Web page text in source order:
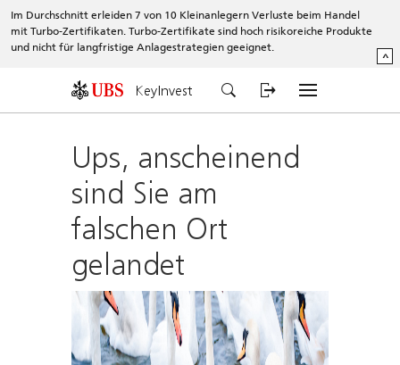
Im Durchschnitt erleiden 7 von 10 Kleinanlegern Verluste beim Handel
mit Turbo-Zertifikaten. Turbo-Zertifikate sind hoch risikoreiche Produkte
und nicht für langfristige Anlagestrategien geeignet.
^
KeyInvest
Ups, anscheinend
sind Sie am
falschen Ort
gelandet